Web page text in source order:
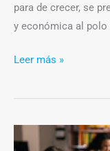
para de crecer, se
y económica al
Leer más »
Inteligencia